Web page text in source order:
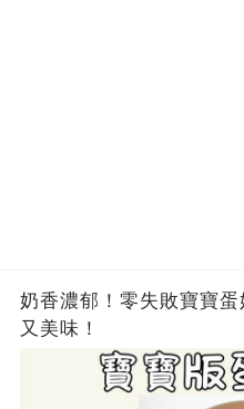
奶香濃郁！零失敗寶寶
又美味！